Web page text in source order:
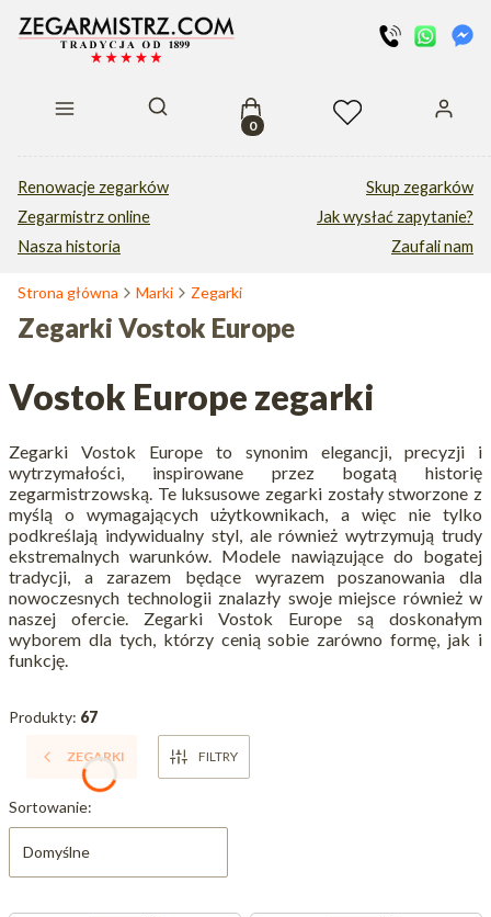
Otwórz wyszukiwarkęProdukty w koszyku: 0. Zobacz
Renowacje zegarków
Zegarmistrz online
Nasza historia
Skup zegarków
Jak wysłać zapytanie?
Zaufali nam
Strona główna Marki Zegarki
Zegarki Vostok Europe
Vostok Europe zegarki
Zegarki Vostok Europe to synonim elegancji, precyzji i
wytrzymałości, inspirowane przez bogatą historię
zegarmistrzowską. Te luksusowe zegarki zostały stworzone z
myślą o wymagających użytkownikach, a więc nie tylko
podkreślają indywidualny styl, ale również wytrzymują trudy
ekstremalnych warunków. Modele nawiązujące do bogatej
tradycji, a zarazem będące wyrazem poszanowania dla
nowoczesnych technologii znalazły swoje miejsce również w
naszej ofercie. Zegarki Vostok Europe są doskonałym
wyborem dla tych, którzy cenią sobie zarówno formę, jak i
funkcję.
Produkty: 67
ZEGARKI FILTRY
Lista produktów
Sortowanie:
Domyślne